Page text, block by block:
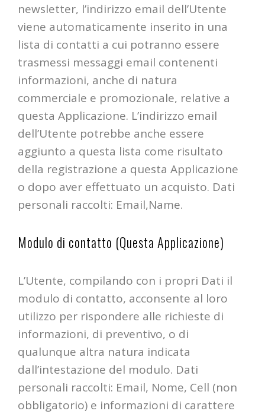
newsletter, l’indirizzo email dell’Utente
viene automaticamente inserito in una
lista di contatti a cui potranno essere
trasmessi messaggi email contenenti
informazioni, anche di natura
commerciale e promozionale, relative a
questa Applicazione. L’indirizzo email
dell’Utente potrebbe anche essere
aggiunto a questa lista come risultato
della registrazione a questa Applicazione
o dopo aver effettuato un acquisto. Dati
personali raccolti: Email,Name.
Modulo di contatto (Questa Applicazione)
L’Utente, compilando con i propri Dati il
modulo di contatto, acconsente al loro
utilizzo per rispondere alle richieste di
informazioni, di preventivo, o di
qualunque altra natura indicata
dall’intestazione del modulo. Dati
personali raccolti: Email, Nome, Cell (non
obbligatorio) e informazioni di carattere